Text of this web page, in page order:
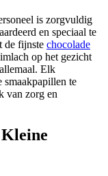
is zorgvuldig
en speciaal te
de fijnste chocolade
op het gezicht
Elk
smaakpapillen te
van zorg en